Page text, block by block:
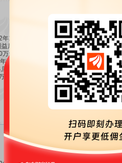
1-12月扣除非
后的净利润盈
元至72,700万
增长:57.65%至
比上年增长
元至31,100万
6.57亿～7.27
亿
57.65%～
74.6%